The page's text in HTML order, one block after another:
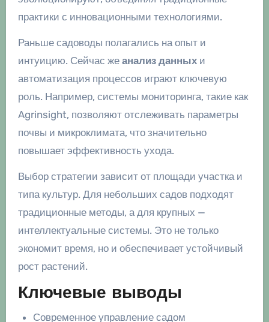
практики с инновационными технологиями.
Раньше садоводы полагались на опыт и
интуицию. Сейчас же анализ данныхи
автоматизация процессов играют ключевую
роль. Например, системы мониторинга, такие как
Agrinsight, позволяют отслеживать параметры
почвы и микроклимата, что значительно
повышает эффективность ухода.
Выбор стратегии зависит от площади участка и
типа культур. Для небольших садов подходят
традиционные методы, а для крупных —
интеллектуальные системы. Это не только
экономит время, но и обеспечивает устойчивый
рост растений.
Ключевые выводы
Современное управление садом